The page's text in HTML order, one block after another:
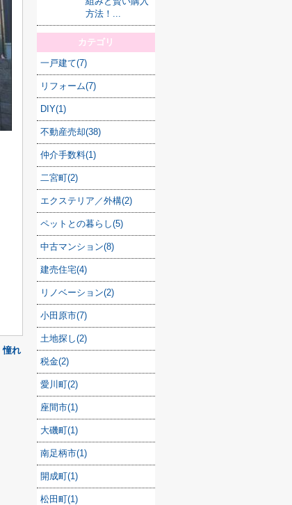
憧れ
方法！...
カテゴリ
一戸建て(7)
リフォーム(7)
DIY(1)
不動産売却(38)
仲介手数料(1)
二宮町(2)
エクステリア／外構(2)
ペットとの暮らし(5)
中古マンション(8)
建売住宅(4)
リノベーション(2)
小田原市(7)
土地探し(2)
税金(2)
愛川町(2)
座間市(1)
大磯町(1)
南足柄市(1)
開成町(1)
松田町(1)